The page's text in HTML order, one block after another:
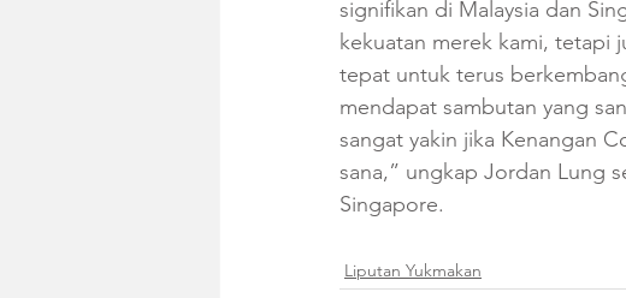
signifikan di Malaysia dan
kekuatan merek kami, tetapi
tepat untuk terus
mendapat sambutan yang
sangat yakin jika Kenangan
sana,” ungkap Jordan Lung
Singapore.
Liputan Yukmakan